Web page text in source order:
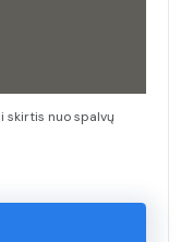
skirtis nuo spalvų